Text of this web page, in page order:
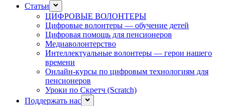
Статьи
ЦИФРОВЫЕ ВОЛОНТЕРЫ
Цифровые волонтеры — обучение детей
Цифровая помощь для пенсионеров
Медиаволонтерство
Интеллектуальные волонтеры — герои нашего
времени
Онлайн-курсы по цифровым технологиям для
пенсионеров
Уроки по Скретч (Scratch)
Поддержать нас